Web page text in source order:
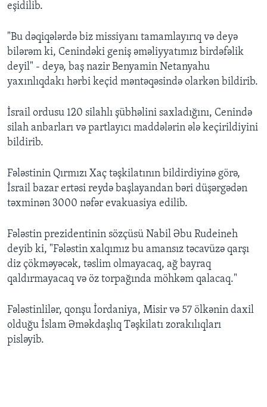
eşidilib.
"Bu dəqiqələrdə biz missiyanı tamamlayırıq və deyə
bilərəm ki, Cenindəki geniş əməliyyatımız birdəfəlik
deyil" - deyə, baş nazir Benyamin Netanyahu
yaxınlıqdakı hərbi keçid məntəqəsində olarkən bildirib.
İsrail ordusu 120 silahlı şübhəlini saxladığını, Cenində
silah anbarları və partlayıcı maddələrin ələ keçirildiyini
bildirib.
Fələstinin Qırmızı Xaç təşkilatının bildirdiyinə görə,
İsrail bazar ertəsi reydə başlayandan bəri düşərgədən
təxminən 3000 nəfər evakuasiya edilib.
Fələstin prezidentinin sözçüsü Nabil Əbu Rudeineh
deyib ki, "Fələstin xalqımız bu amansız təcavüzə qarşı
diz çökməyəcək, təslim olmayacaq, ağ bayraq
qaldırmayacaq və öz torpağında möhkəm qalacaq."
Fələstinlilər, qonşu İordaniya, Misir və 57 ölkənin daxil
olduğu İslam Əməkdaşlıq Təşkilatı zorakılıqları
pisləyib.